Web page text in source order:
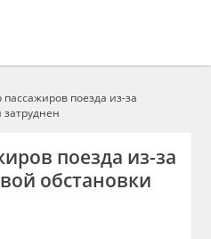
поезда из-за
поезда из-за
обстановки